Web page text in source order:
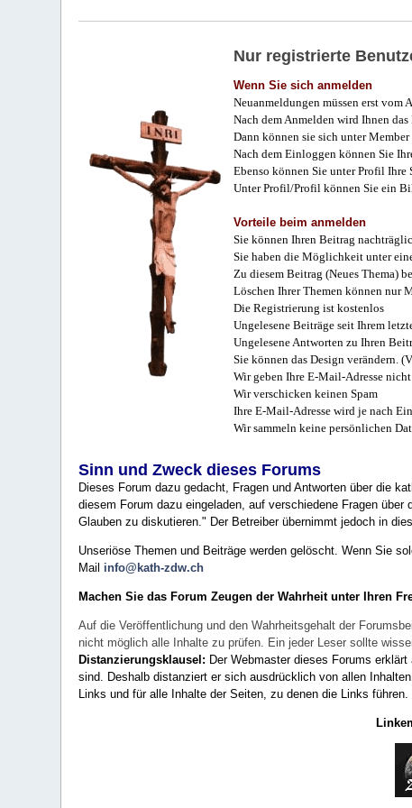
Nur registrierte
Wenn Sie sich anmelden
Neuanmeldungen müssen erst vom
Nach dem Anmelden wird Ihnen das
Dann können sie sich unter
Nach dem Einloggen können Sie
Ebenso können Sie unter Profil
Unter Profil/Profil können Sie ein
Vorteile beim anmelden
Sie können Ihren Beitrag
Sie haben die Möglichkeit unter
Zu diesem Beitrag (Neues Thema)
Löschen Ihrer Themen können nur
Die Registrierung ist kostenlos
Ungelesene Beiträge seit Ihrem
Ungelesene Antworten zu Ihren
Sie können das Design verändern.
Wir geben Ihre E-Mail-Adresse
Wir verschicken keinen Spam
Ihre E-Mail-Adresse wird je nach
Wir sammeln keine persönlichen
Sinn und Zweck dieses Forums
Dieses Forum dazu gedacht, Fragen und Antworten über die
diesem Forum dazu eingeladen, auf verschiedene Fragen
Glauben zu diskutieren." Der Betreiber übernimmt jedoch in
Unseriöse Themen und Beiträge werden gelöscht. Wenn Sie
Mail info@kath-zdw.ch
Machen Sie das Forum Zeugen der Wahrheit unter Ihren
Auf die Veröffentlichung und den Wahrheitsgehalt der
nicht möglich alle Inhalte zu prüfen. Ein jeder Leser sollte
Distanzierungsklausel: Der Webmaster dieses Forums
sind. Deshalb distanziert er sich ausdrücklich von allen
Links und für alle Inhalte der Seiten, zu denen die Links führen.